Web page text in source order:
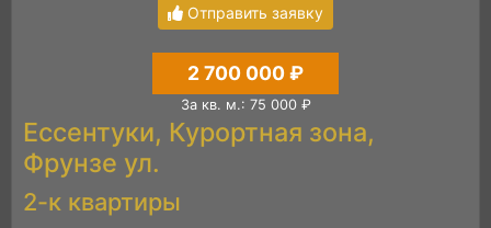
Отправить заявку
2 700 000 ₽
За кв. м.: 75 000 ₽
Ессентуки, Курортная зона,
Фрунзе ул.
2-к квартиры